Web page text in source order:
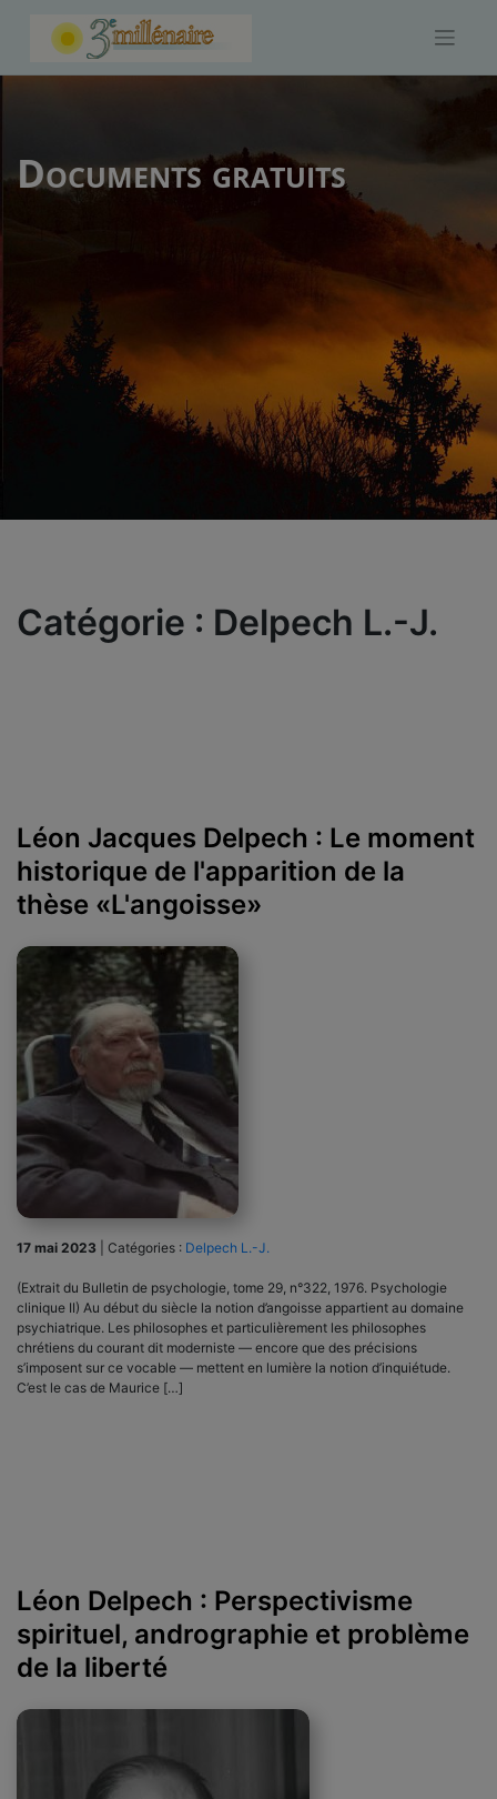
Documents gratuits
Catégorie : Delpech L.-J.
Léon Jacques Delpech : Le moment
historique de l'apparition de la
thèse «L'angoisse»
17 mai 2023 Catégories : Delpech L.-J.
(Extrait du Bulletin de psychologie, tome 29, n°322, 1976. Psychologie
clinique II) Au début du siècle la notion d’angoisse appartient au domaine
psychiatrique. Les philosophes et particulièrement les philosophes
chrétiens du courant dit moderniste — encore que des précisions
s’imposent sur ce vocable — mettent en lumière la notion d’inquiétude.
C’est le cas de Maurice […]
Léon Delpech : Perspectivisme
spirituel, andrographie et problème
de la liberté